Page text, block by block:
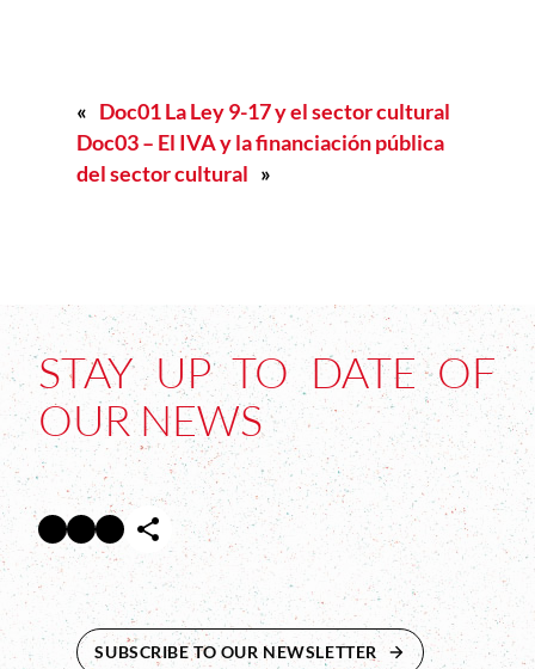
« Doc01 La Ley 9-17 y el sector cultural
Doc03 – El IVA y la financiación pública
del sector cultural »
STAY UP TO DATE OF
OUR NEWS
Facebook Abre en nueva ventana
Twitter Abre en nueva ventana
InstagramAbre en nueva ventana
SUBSCRIBE TO OUR NEWSLETTER ABRE EN NUEVA